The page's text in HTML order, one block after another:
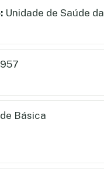
Unidade de Saúde
Básica